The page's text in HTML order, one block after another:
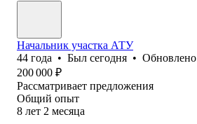
Начальник участка АТУ
44 года • Был сегодня • Обновлено
200 000 ₽
Рассматривает предложения
Общий опыт
8 лет 2 месяца